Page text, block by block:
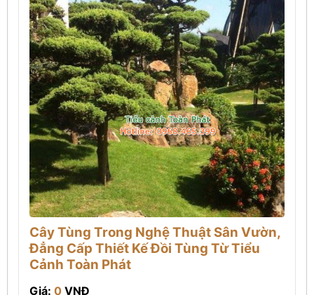
Cây Tùng Trong Nghệ Thuật Sân Vườn,
Đẳng Cấp Thiết Kế Đồi Tùng Từ Tiểu
Cảnh Toàn Phát
Giá: 0 VNĐ